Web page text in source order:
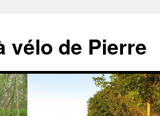
vélo de Pierre